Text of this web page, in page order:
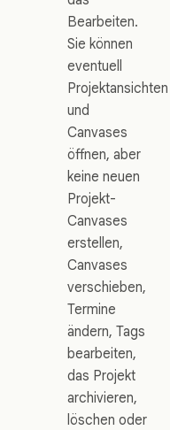
Bearbeiten.
Sie können
eventuell
Projektansichten
und
Canvases
öffnen, aber
keine neuen
Projekt-
Canvases
erstellen,
Canvases
verschieben,
Termine
ändern, Tags
bearbeiten,
das Projekt
archivieren,
löschen oder